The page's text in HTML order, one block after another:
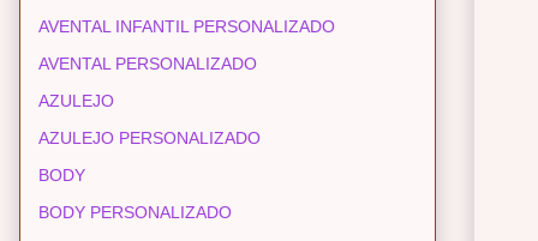
AVENTAL INFANTIL PERSONALIZADO
AVENTAL PERSONALIZADO
AZULEJO
AZULEJO PERSONALIZADO
BODY
BODY PERSONALIZADO